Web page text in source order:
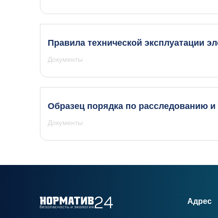
Правила технической эксплуатации
Документы
Образец порядка по расследованию
Документы
Адрес